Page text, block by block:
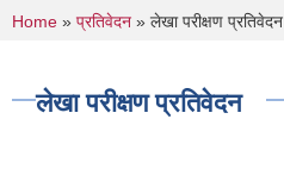
You are here
Home » प्रतिवेदन » लेखा परीक्षण प्रतिवेदन
लेखा परीक्षण प्रतिवेदन